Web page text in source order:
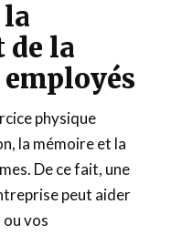
de la
physique
la mémoire et la
De ce fait, une
peut aider
vos